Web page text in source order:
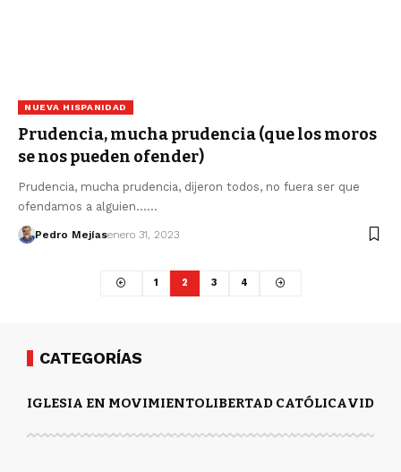
NUEVA HISPANIDAD
Prudencia, mucha prudencia (que los moros
se nos pueden ofender)
Prudencia, mucha prudencia, dijeron todos, no fuera ser que
ofendamos a alguien...…
Pedro Mejíasenero 31, 2023
1 2 3 4
CATEGORÍAS
IGLESIA EN MOVIMIENTOLIBERTAD CATÓLICAVIDA